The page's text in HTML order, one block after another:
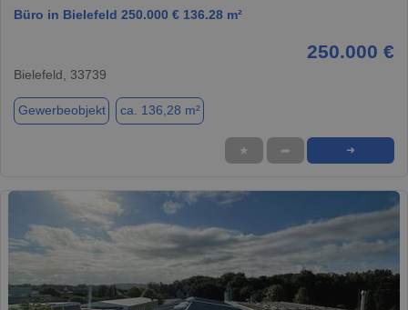
Büro in Bielefeld 250.000 € 136.28 m²
250.000 €
Bielefeld, 33739
Gewerbeobjekt ca. 136,28 m²
★ ➦ ➜